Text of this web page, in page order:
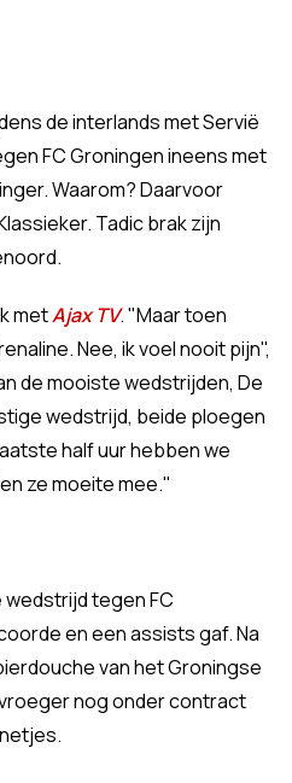
de interlands met Servië
FC Groningen ineens met
Waarom? Daarvoor
Tadic brak zijn
metAjax TV. "Maar toen
Nee, ik voel nooit pijn",
de mooiste wedstrijden, De
wedstrijd, beide ploegen
half uur hebben we
ze moeite mee."
wedstrijd tegen FC
en een assists gaf. Na
van het Groningse
nog onder contract